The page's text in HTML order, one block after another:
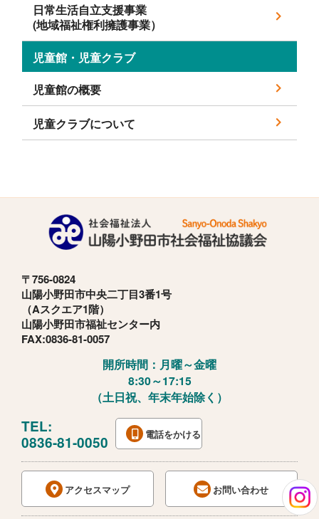
日常生活自立支援事業
(地域福祉権利擁護事業）
児童館・児童クラブ
児童館の概要
児童クラブについて
〒756-0824
山陽小野田市中央二丁目3番1号
（Aスクエア1階）
山陽小野田市福祉センター内
FAX:0836-81-0057
開所時間：月曜～金曜
8:30～17:15
（土日祝、年末年始除く）
TEL:
0836-81-0050
電話をかける
アクセスマップ お問い合わせ